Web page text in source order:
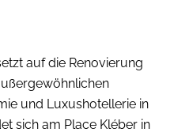
auf die Renovierung
und Luxushotellerie in
sich am Place Kléber in